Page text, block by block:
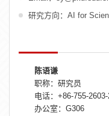
研究方向：AI for
陈语谦
职称：研究员
电话：+86-755-
办公室：G306